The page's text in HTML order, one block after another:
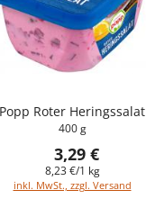
Popp Roter Heringssalat
400 g
3,29 €
8,23 €/1 kg
inkl. MwSt., zzgl. Versand